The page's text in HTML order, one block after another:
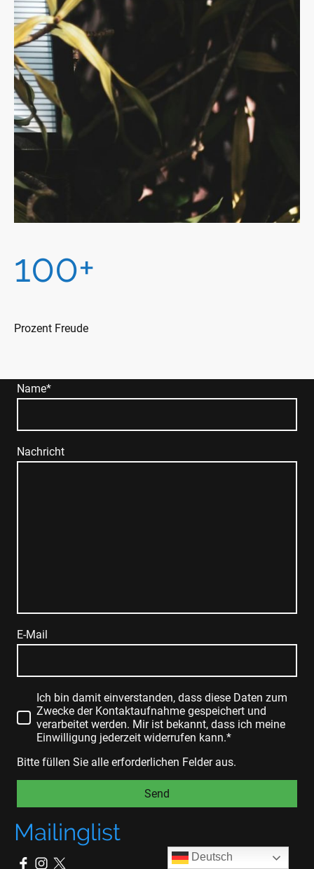
100+
Prozent Freude
Name*
Nachricht
E-Mail
Ich bin damit einverstanden, dass diese Daten zum
Zwecke der Kontaktaufnahme gespeichert und
verarbeitet werden. Mir ist bekannt, dass ich meine
Einwilligung jederzeit widerrufen kann.*
Bitte füllen Sie alle erforderlichen Felder aus.
Send
Mailinglist
Deutsch